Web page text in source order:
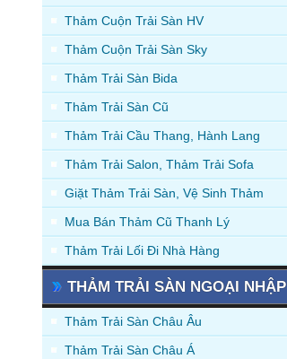
Thảm Cuộn Trải Sàn HV
Thảm Cuộn Trải Sàn Sky
Thảm Trải Sàn Bida
Thảm Trải Sàn Cũ
Thảm Trải Cầu Thang, Hành Lang
Thảm Trải Salon, Thảm Trải Sofa
Giặt Thảm Trải Sàn, Vệ Sinh Thảm
Mua Bán Thảm Cũ Thanh Lý
Thảm Trải Lối Đi Nhà Hàng
THẢM TRẢI SÀN NGOẠI NHẬP
Thảm Trải Sàn Châu Âu
Thảm Trải Sàn Châu Á